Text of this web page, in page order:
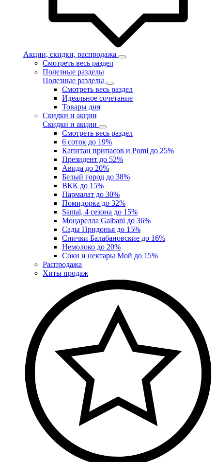
Акции, скидки, распродажа
Смотреть весь раздел
Полезные разделы
Полезные разделы
Смотреть весь раздел
Идеальное сочетание
Товары дня
Скидки и акции
Скидки и акции
Смотреть весь раздел
6 соток до 19%
Капитан припасов и Pomi до 25%
Президент до 52%
Авида до 20%
Белый город до 38%
ВКК до 15%
Пармалат до 30%
Помидорка до 32%
Santal, 4 сезона до 15%
Моцарелла Galbani до 36%
Сады Придонья до 15%
Спички Балабановские до 16%
Немолоко до 20%
Соки и нектары Мой до 15%
Распродажа
Хиты продаж